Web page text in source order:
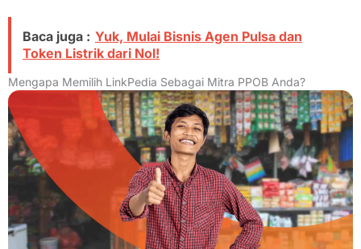
Baca juga : Yuk, Mulai Bisnis Agen Pulsa dan
Token Listrik dari Nol!
Mengapa Memilih LinkPedia Sebagai Mitra PPOB Anda?